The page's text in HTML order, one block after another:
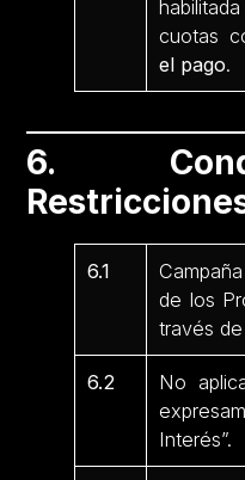
cuotas
el pago.
6.
6.1
de los
través
6.2
No
Interés”.